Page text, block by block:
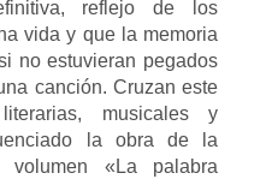
reflejo de los
vida y que la memoria
no estuvieran pegados
canción. Cruzan este
musicales y
la obra de la
«La palabra